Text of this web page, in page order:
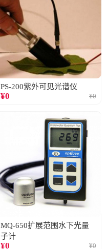
PS-200紫外可见光谱仪
¥0 ¥0
MQ-650扩展范围水下光量
子计
¥0 ¥0